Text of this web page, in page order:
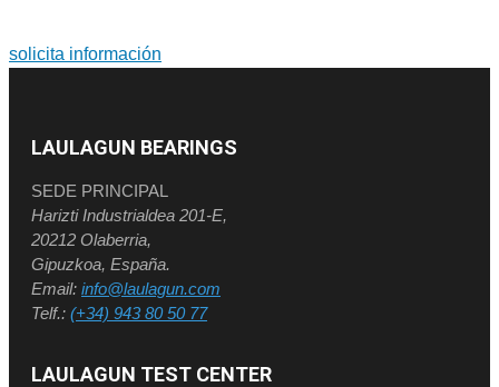
solicita información
LAULAGUN BEARINGS
SEDE PRINCIPAL
Harizti Industrialdea 201-E,
20212 Olaberria,
Gipuzkoa, España.
Email: info@laulagun.com
Telf.: (+34) 943 80 50 77
LAULAGUN TEST CENTER